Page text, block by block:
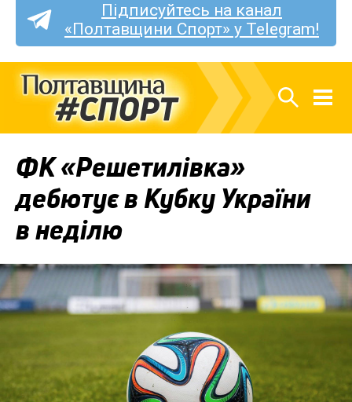
Підписуйтесь на канал
«Полтавщини Спорт» у Telegram!
ФК «Решетилівка»
дебютує в Кубку України
в неділю